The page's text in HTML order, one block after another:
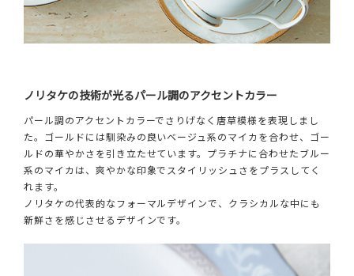
ノリタケの技術が光るパール調のアクセントカラー
パール調のアクセントカラーでさりげなく唐草模様を表現しまし
た。ゴールドには馴染みの良いベージュ系のマイカを合わせ、ゴー
ルドの華やかさを引き立たせています。プラチナに合わせたブルー
系のマイカは、爽やかな印象でスタイリッシュさをプラスしてく
れます。
ノリタケの代表的なフォーマルデザインで、クラシカルな中にも
新鮮さを感じさせるデザインです。